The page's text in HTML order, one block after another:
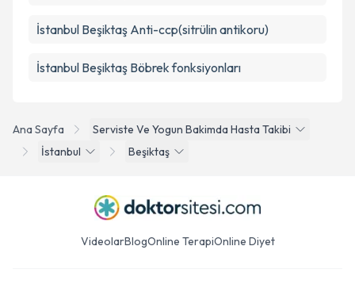
Ana Sayfa
Serviste Ve Yogun Bakimda Hasta Takibi
İstanbul
Beşiktaş
İstanbul Beşiktaş Anti-ccp(sitrülin antikoru)
İstanbul Beşiktaş Böbrek fonksiyonları
VideolarBlogOnline TerapiOnline Diyet